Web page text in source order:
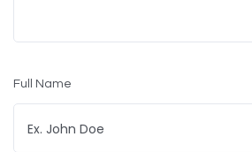
Full Name